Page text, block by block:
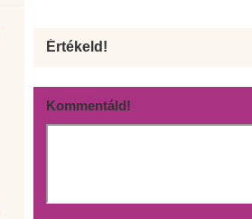
Értékeld!
Kommentáld!